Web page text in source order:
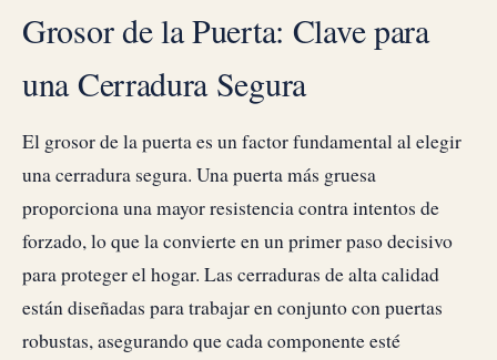
Grosor de la Puerta: Clave para
una Cerradura Segura
El grosor de la puerta es un factor fundamental al elegir
una cerradura segura. Una puerta más gruesa
proporciona una mayor resistencia contra intentos de
forzado, lo que la convierte en un primer paso decisivo
para proteger el hogar. Las cerraduras de alta calidad
están diseñadas para trabajar en conjunto con puertas
robustas, asegurando que cada componente esté